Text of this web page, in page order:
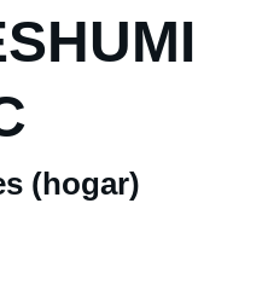
(hogar)